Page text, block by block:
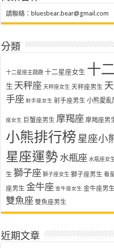
請聯絡：bluesbear.bear@gmail.com
分類
十二星座主題趣 十二星座女生 十
生 天秤座 天秤座女生 天秤座男生
手座 射手座女生 射手座男生 小熊愛亂
座女生 巨蟹座男生 摩羯座 摩羯座男
小熊排行榜 星座小
星座運勢 水瓶座 水瓶座女
生 獅子座 獅子座女生 獅子座男生 看
座男生 金牛座 金牛座女生 金牛座男生
雙魚座 雙魚座男生
近期文章